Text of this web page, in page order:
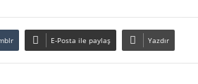
E-Posta ile paylaş Yazdır